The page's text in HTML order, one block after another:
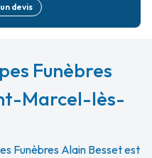
devis
Funèbres
Marcel-lès-
Funèbres Alain Besset est